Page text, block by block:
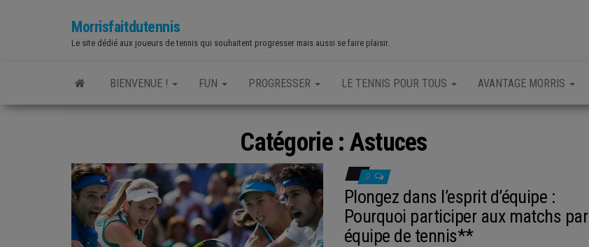
Morrisfaitdutennis
Le site dédié aux joueurs de tennis qui souhaitent progresser mais aussi se faire plaisir.
BIENVENUE ! FUN PROGRESSER LE TENNIS POUR TOUS AVANTAGE MORRIS
Catégorie : Astuces
0
Plongez dans l’esprit d’équipe :
Pourquoi participer aux matchs par
équipe de tennis**